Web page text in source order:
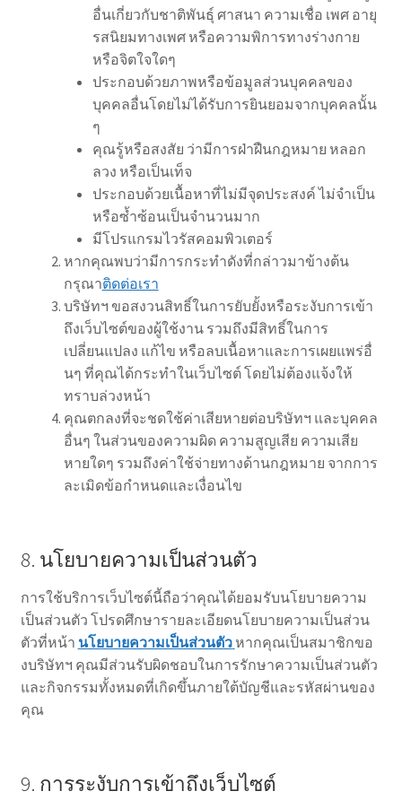
อื่นเกี่ยวกับชาติพันธุ์ ศาสนา ความเชื่อ เพศ อายุ
รสนิยมทางเพศ หรือความพิการทางร่างกาย
หรือจิตใจใดๆ
ประกอบด้วยภาพหรือข้อมูลส่วนบุคคลของ
บุคคลอื่นโดยไม่ได้รับการยินยอมจากบุคคลนั้น
ๆ
คุณรู้หรือสงสัย ว่ามีการฝ่าฝืนกฎหมาย หลอก
ลวง หรือเป็นเท็จ
ประกอบด้วยเนื้อหาที่ไม่มีจุดประสงค์ ไม่จำเป็น
หรือซ้ำซ้อนเป็นจำนวนมาก
มีโปรแกรมไวรัสคอมพิวเตอร์
หากคุณพบว่ามีการกระทำดังที่กล่าวมาข้างต้น
กรุณาติดต่อเรา
บริษัทฯ ขอสงวนสิทธิ์ในการยับยั้งหรือระงับการเข้า
ถึงเว็บไซต์ของผู้ใช้งาน รวมถึงมีสิทธิ์ในการ
เปลี่ยนแปลง แก้ไข หรือลบเนื้อหาและการเผยแพร่อื่
นๆ ที่คุณได้กระทำในเว็บไซต์ โดยไม่ต้องแจ้งให้
ทราบล่วงหน้า
คุณตกลงที่จะชดใช้ค่าเสียหายต่อบริษัทฯ และบุคคล
อื่นๆ ในส่วนของความผิด ความสูญเสีย ความเสีย
หายใดๆ รวมถึงค่าใช้จ่ายทางด้านกฎหมาย จากการ
ละเมิดข้อกำหนดและเงื่อนไข
8. นโยบายความเป็นส่วนตัว
การใช้บริการเว็บไซต์นี้ถือว่าคุณได้ยอมรับนโยบายความ
เป็นส่วนตัว โปรดศึกษารายละเอียดนโยบายความเป็นส่วน
ตัวที่หน้า นโยบายความเป็นส่วนตัว หากคุณเป็นสมาชิกขอ
งบริษัทฯ คุณมีส่วนรับผิดชอบในการรักษาความเป็นส่วนตัว
และกิจกรรมทั้งหมดที่เกิดขึ้นภายใต้บัญชีและรหัสผ่านของ
คุณ
9. การระงับการเข้าถึงเว็บไซต์